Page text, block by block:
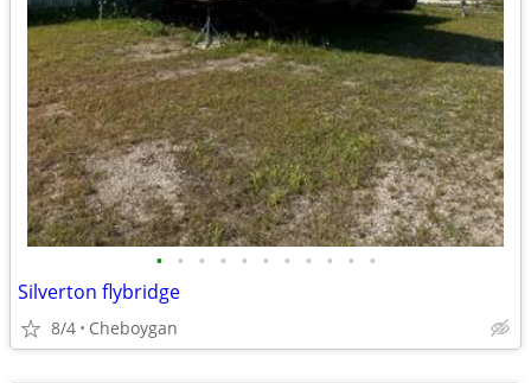
• • • • • • • • • • •
Silverton flybridge
8/4 Cheboygan